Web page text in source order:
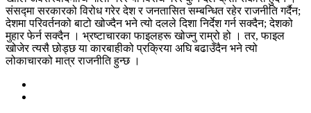
संसद्मा सरकारको विरोध गरेर देश र जनतासित सम्बन्धित रहेर राजनीति गर्दैन;
देशमा परिवर्तनको बाटो खोज्दैन भने त्यो दलले दिशा निर्देश गर्न सक्दैन; देशको
मुहार फेर्न सक्दैन । भ्रष्टाचारका फाइलहरू खोज्नु राम्रो हो । तर, फाइल
खोजेर त्यसै छोड्छ या कारबाहीको प्रक्रिया अघि बढाउँदैन भने त्यो
लोकाचारको मात्र राजनीति हुन्छ ।